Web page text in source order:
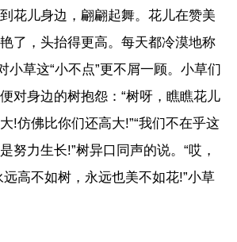
花儿身边，翩翩起舞。花儿在赞美
了，头抬得更高。每天都冷漠地称
小草这“小不点”更不屑一顾。小草们
对身边的树抱怨：“树呀，瞧瞧花儿
!仿佛比你们还高大!”“我们不在乎这
努力生长!”树异口同声的说。“哎，
高不如树，永远也美不如花!”小草